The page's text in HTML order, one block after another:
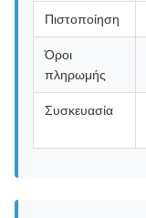
Πιστοποίηση
Όροι
πληρωμής
Συσκευασία